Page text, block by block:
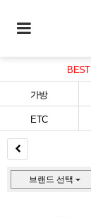
BEST
가방
ETC
브랜드 선택